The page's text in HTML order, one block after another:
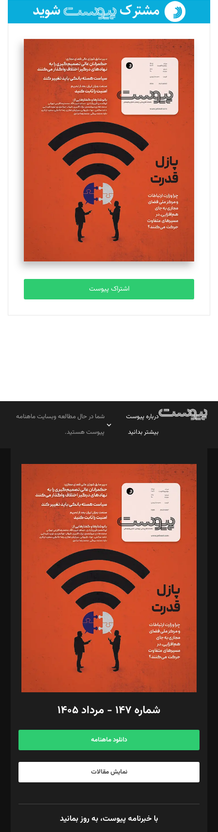
فائزه فتحی رستمی
تحریریه
سروش کرمیان
تحریریه
مینا پاکدل
یسنا امان‌پور
تحریریه
ملینا جعفری
تحریریه
مصطفی مسجدی آرانی
تحریریه
بابک نقاش
تحریریه
اشتراک پیوست
درباره پیوست
بیشتر بدانید
شما در حال مطالعه وبسایت ماهنامه
پیوست هستید.
مدیر مسئول: محمدباقر اثنی‌عشری
سردبیر: مهرک محمودی
دبیر تحریریه: میثم قاسمی
د‌بیر ناداستان: سمانه سمیع
د‌بیر خدمت و تجارت: ابوالفضل رجبی
د‌بیر حقوق فناوری: حسام‌الدین ایپکچی
د‌بیر پیوست جهان: مینا پاکدل
د‌بیر تحریریه آنلاین: بابک نقاش
تحریریه‌: مجتبی محمود‌ی، آرش برهمند، یسنا امان‌پور، سروش کرمیان،
مصطفی مسجدی آرانی، ابوالفضل رجبی، زهرا فکرانه، فائزه فتحی
رستمی،مصطفی باستان
ویرایش: نگار استاد‌‌آقا
طراح یونیفرم: مجید توکلی
فیلمبرداری و عکاسی: امیر شفیعی، مانی لطفی زاده
گرافیک و صفحه‌آرایی: سید‌سبحان‌علی ثابت
مد‌یر توسعه تجاری: کامبیز برید‌
امور مالی: شاپور رهبری، محمد‌ کاظمی‌نیا
آگهی و مشترکین: ۰۹۱۹۹۹۹۰۴۵۴
شماره ۱۴۷ - مرداد ۱۴۰۵
دانلود ماهنامه
نمایش مقالات
با خبرنامه پیوست، به روز بمانید